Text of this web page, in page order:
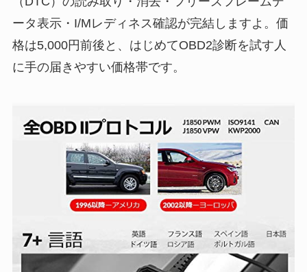
ータ表示・I/Mレディネス確認が完結しますよ。価
格は5,000円前後と、はじめてOBD2診断を試す人
に手の届きやすい価格帯です。